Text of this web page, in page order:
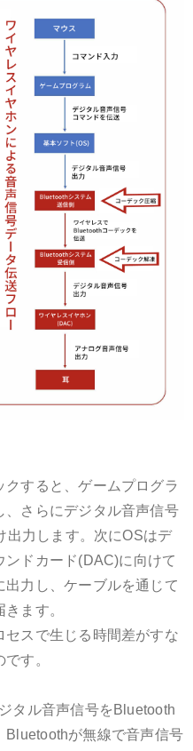
すると、ゲームプログラ
、さらにデジタル音声信号
出力します。次にOSはデ
ンドカード(DAC)に向けて
力し、ケーブルを通じて
ます。
セスで生じる時間差がすな
す。
タル音声信号をBluetooth
Bluetoothが無線で音声信号